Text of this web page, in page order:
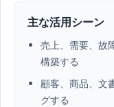
主な活用シーン
売上、需要、故
構築する
顧客、商品、文
グする